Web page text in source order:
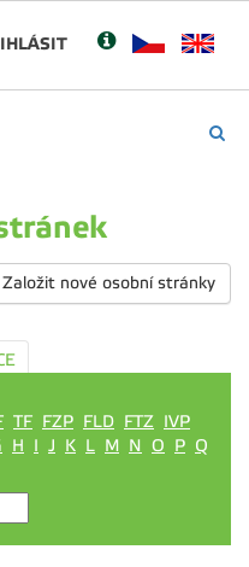
Založit nové osobní stránky
TF FZP FLD FTZ IVP
H I J K L M N O P Q